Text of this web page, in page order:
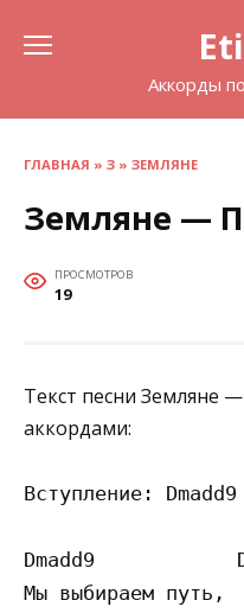
Аккорды
ГЛАВНАЯ » З » ЗЕМЛЯНЕ
Земляне —
ПРОСМОТРОВ
19
Текст песни Земляне
аккордами:
Вступление:
Dmadd9
Мы выбираем путь,